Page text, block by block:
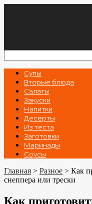
Супы
Вторые блюда
Салаты
Закуски
Напитки
Десерты
Из теста
Заготовки
Маринады
Соусы
Главная > Разное > Как
снеппера или трески
Как